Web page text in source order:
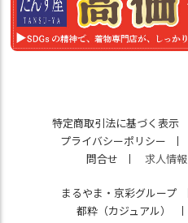
特定商取引法に基づく表示
プライバシーポリシー
問合せ
求人情報
まるやま・京彩グループ
都粋（カジュアル）